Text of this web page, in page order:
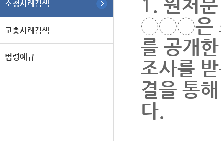
소청사례검색
고충사례검색
법령예규
◌◌◌은
를 공개
조사를
결을 통
다.